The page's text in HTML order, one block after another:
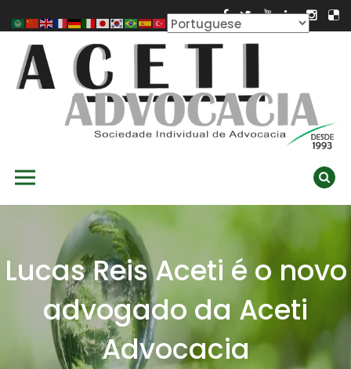
to
content
Lucas Reis Aceti é o novo
advogado da Aceti
Advocacia